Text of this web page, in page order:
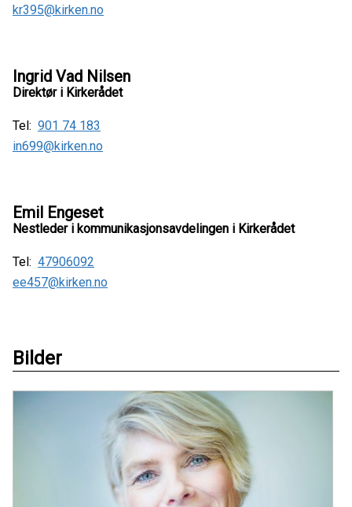
kr395@kirken.no
Ingrid Vad Nilsen
Direktør i Kirkerådet
Tel: 901 74 183
in699@kirken.no
Emil Engeset
Nestleder i kommunikasjonsavdelingen i Kirkerådet
Tel: 47906092
ee457@kirken.no
Bilder